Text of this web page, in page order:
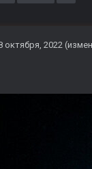
октября, 2022